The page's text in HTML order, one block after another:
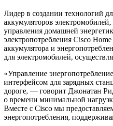
Лидер в создании технологий
аккумуляторов
управления домашней
электропотребления Cisco
аккумулятора и
для электромобилей,
«Управление
интерфейсом для зарядных
дороге, — говорит Джонатан
о времени минимальной
Вместе с Cisco мы
энергопотребления,